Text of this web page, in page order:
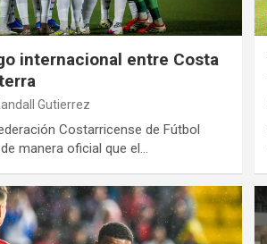
internacional entre Costa
Gutierrez
Costarricense de Fútbol
manera oficial que el…